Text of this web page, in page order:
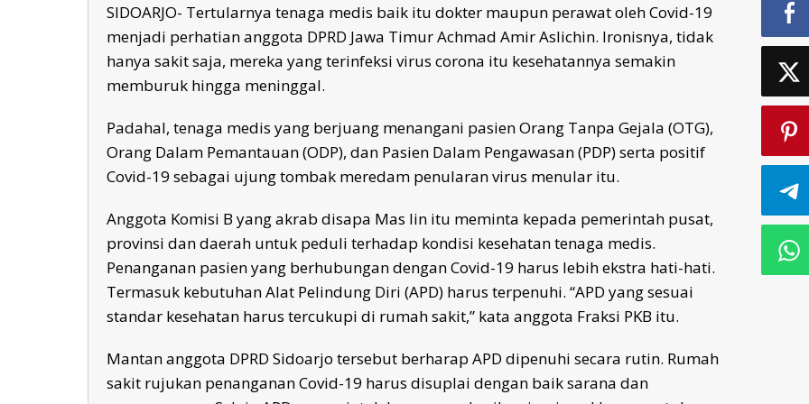
SIDOARJO- Tertularnya tenaga medis baik itu dokter maupun perawat oleh Covid-19
menjadi perhatian anggota DPRD Jawa Timur Achmad Amir Aslichin. Ironisnya, tidak
hanya sakit saja, mereka yang terinfeksi virus corona itu kesehatannya semakin
memburuk hingga meninggal.
Padahal, tenaga medis yang berjuang menangani pasien Orang Tanpa Gejala (OTG),
Orang Dalam Pemantauan (ODP), dan Pasien Dalam Pengawasan (PDP) serta positif
Covid-19 sebagai ujung tombak meredam penularan virus menular itu.
Anggota Komisi B yang akrab disapa Mas Iin itu meminta kepada pemerintah pusat,
provinsi dan daerah untuk peduli terhadap kondisi kesehatan tenaga medis.
Penanganan pasien yang berhubungan dengan Covid-19 harus lebih ekstra hati-hati.
Termasuk kebutuhan Alat Pelindung Diri (APD) harus terpenuhi. “APD yang sesuai
standar kesehatan harus tercukupi di rumah sakit,” kata anggota Fraksi PKB itu.
Mantan anggota DPRD Sidoarjo tersebut berharap APD dipenuhi secara rutin. Rumah
sakit rujukan penanganan Covid-19 harus disuplai dengan baik sarana dan